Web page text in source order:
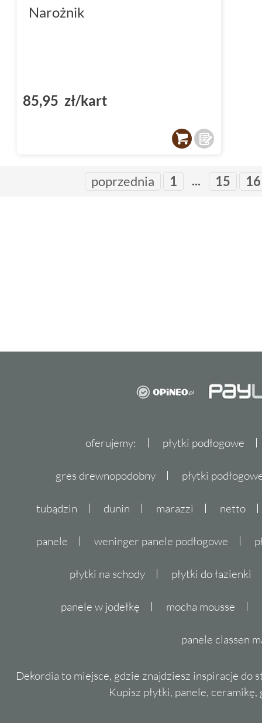
Narożnik
85,95 zł/kart
poprzednia 1 ... 15 16
oferujemy: płytki podłogowe
gres drewnopodobny płytki
tubądzin dunin marazzi netto
panele weninger panele podłogowe
płytki na schody płytki do łazienki
panele w jodełkę mocha mousse
panele classen
Dekordia to miejsce, gdzie znajdziesz inspiracje do
Kupisz płytki, panele,